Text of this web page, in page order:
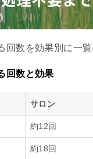
数を効果別に一覧
回数と効果
サロン
約12回
約18回